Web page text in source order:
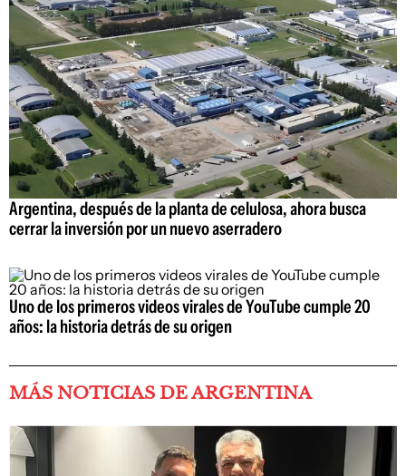
Argentina, después de la planta de celulosa, ahora busca
cerrar la inversión por un nuevo aserradero
Uno de los primeros videos virales de YouTube cumple 20
años: la historia detrás de su origen
MÁS NOTICIAS DE ARGENTINA